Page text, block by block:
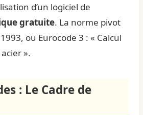
d’un logiciel de
gratuite. La norme pivot
ou Eurocode 3 : « Calcul
».
: Le Cadre de